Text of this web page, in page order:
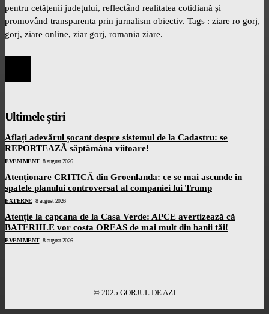
pentru cetățenii județului, reflectând realitatea cotidiană și
promovând transparența prin jurnalism obiectiv. Tags : ziare ro gorj,
gorj, ziare online, ziar gorj, romania ziare.
Ultimele știri
Aflați adevărul șocant despre sistemul de la Cadastru: se
REPORTEAZĂ săptămâna viitoare!
EVENIMENT 8 august 2026
Atenționare CRITICĂ din Groenlanda: ce se mai ascunde în
spatele planului controversat al companiei lui Trump
EXTERNE 8 august 2026
Atenție la capcana de la Casa Verde: APCE avertizează că
BATERIILE vor costa OREAS de mai mult din banii tăi!
EVENIMENT 8 august 2026
© 2025 GORJUL DE AZI